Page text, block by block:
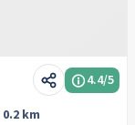
4.4/5
0.2 km